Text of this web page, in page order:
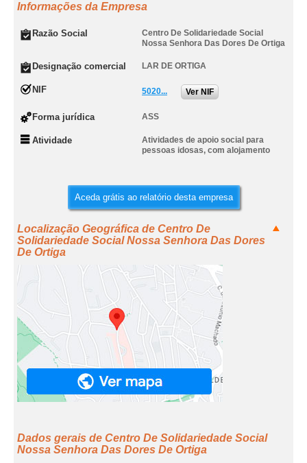
Informações da Empresa
Razão Social
Centro De Solidariedade Social
Nossa Senhora Das Dores De Ortiga
Designação comercial LAR DE ORTIGA
NIF 5020... Ver NIF
Forma jurídica ASS
Atividade
Atividades de apoio social para
pessoas idosas, com alojamento
Aceda grátis ao relatório desta empresa
Localização Geográfica de Centro De
Solidariedade Social Nossa Senhora Das Dores
De Ortiga
Dados gerais de Centro De Solidariedade Social
Nossa Senhora Das Dores De Ortiga